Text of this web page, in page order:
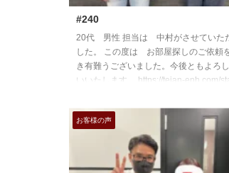
#240
20代 男性 担当は 中村がさせていた
した。 この度は お部屋探しのご依頼
き有難うございました。今後ともよろ
いいたします。 https://teian-enh.com/
お客様の声